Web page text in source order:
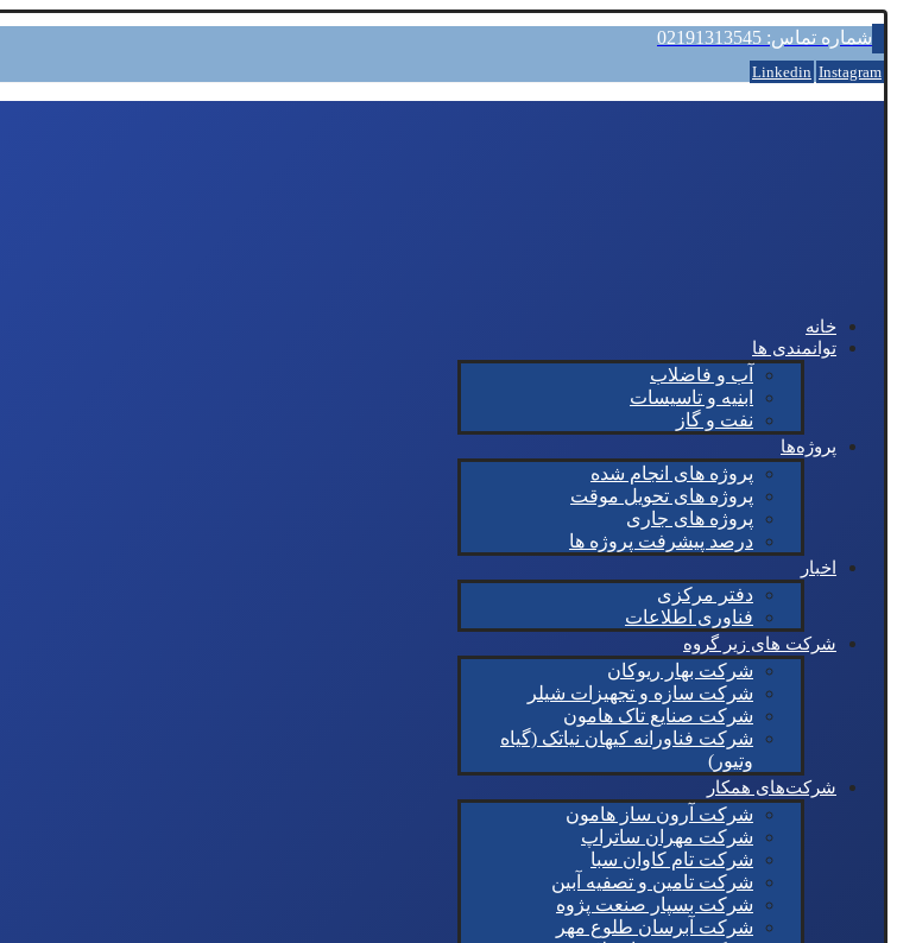
شماره تماس: 02191313545
Linkedin Instagram
خانه
توانمندی ها
آب و فاضلاب
ابنیه و تاسیسات
نفت و گاز
پروژه‌ها
پروژه های انجام شده
پروژه های تحویل موقت
پروژه های جاری
درصد پیشرفت پروژه ها
اخبار
دفتر مرکزی
فناوری اطلاعات
شرکت های زیر گروه
شرکت بهار ریوکان
شرکت سازه و تجهیزات شیلر
شرکت صنایع تاک هامون
شرکت فناورانه کیهان نیاتک (گیاه
وتیور)
شرکت‌های همکار
شرکت آرون ساز هامون
شرکت مهران ساتراپ
شرکت تام کاوان سبا
شرکت تامین و تصفیه آبین
شرکت بسپار صنعت پژوه
شرکت آبرسان طلوع مهر